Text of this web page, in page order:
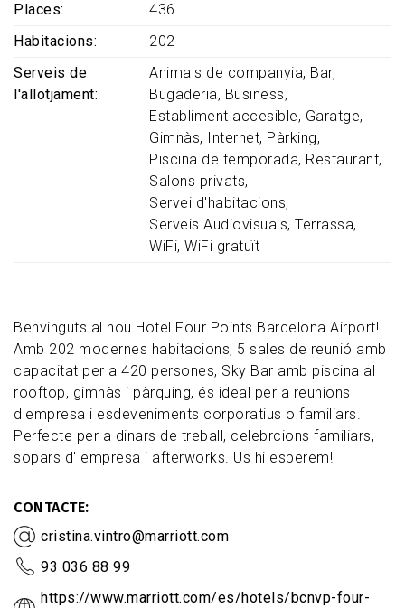
Benvinguts al nou Hotel Four Points Barcelona Airport!
Amb 202 modernes habitacions, 5 sales de reunió amb
capacitat per a 420 persones, Sky Bar amb piscina al
rooftop, gimnàs i pàrquing, és ideal per a reunions
d'empresa i esdeveniments corporatius o familiars.
Perfecte per a dinars de treball, celebrcions familiars,
sopars d' empresa i afterworks. Us hi esperem!
CONTACTE
cristina.vintro@marriott.com
93 036 88 99
https://www.marriott.com/es/hotels/bcnvp-four-
Places
436
Habitacions
202
Serveis de
l'allotjament
Animals de companyia Bar
Bugaderia Business
Establiment accesible Garatge
Gimnàs
Internet Pàrking
Piscina de temporada Restaurant
Salons privats
Servei d'habitacions
Serveis Audiovisuals Terrassa
WiFi WiFi gratuït